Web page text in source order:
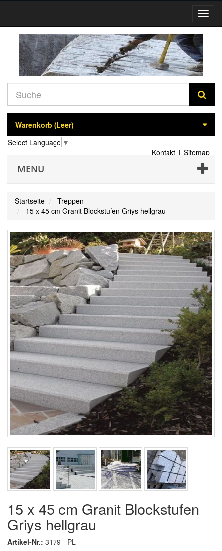
Warenkorb (Leer)
Select Language ▼
Kontakt
Sitemap
MENU
Startseite
Treppen
15 x 45 cm Granit Blockstufen Griys hellgrau
15 x 45 cm Granit Blockstufen
Griys hellgrau
Artikel-Nr.: 3179 - PL